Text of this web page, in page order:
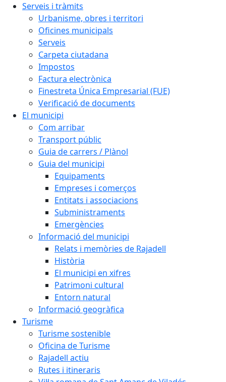
Serveis i tràmits
Urbanisme, obres i territori
Oficines municipals
Serveis
Carpeta ciutadana
Impostos
Factura electrònica
Finestreta Única Empresarial (FUE)
Verificació de documents
El municipi
Com arribar
Transport públic
Guia de carrers / Plànol
Guia del municipi
Equipaments
Empreses i comerços
Entitats i associacions
Subministraments
Emergències
Informació del municipi
Relats i memòries de Rajadell
Història
El municipi en xifres
Patrimoni cultural
Entorn natural
Informació geogràfica
Turisme
Turisme sostenible
Oficina de Turisme
Rajadell actiu
Rutes i itineraris